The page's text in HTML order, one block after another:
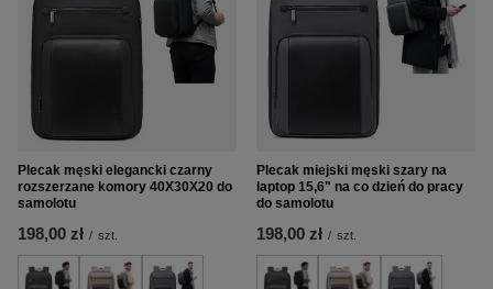
Plecak męski elegancki czarny
rozszerzane komory 40X30X20 do
samolotu
198,00 zł / szt.
Plecak miejski męski szary na
laptop 15,6" na co dzień do pracy
do samolotu
198,00 zł / szt.